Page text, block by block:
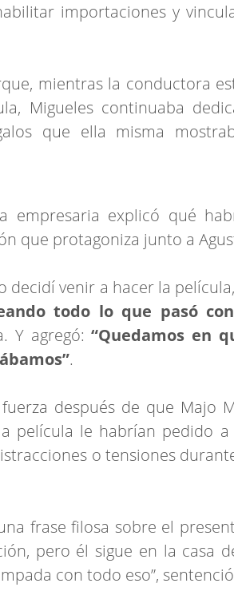
importaciones y
mientras la conductora
Migueles continuaba
que ella misma
empresaria explicó qué
que protagoniza junto a
decidí venir a hacer la película,
todo lo que pasó
Y agregó:“Quedamos en
.
después de que Majo
película le habrían pedido a
o tensiones
frase filosa sobre el
pero él sigue en la casa
con todo eso”,